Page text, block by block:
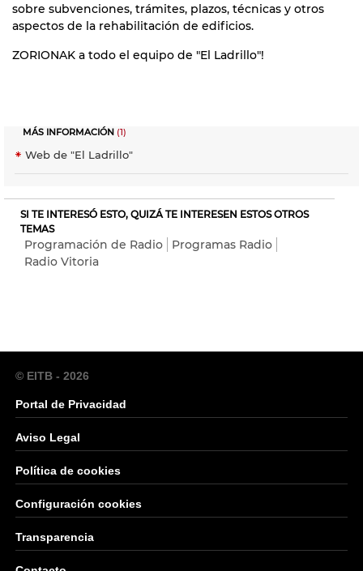
sobre subvenciones, trámites, plazos, técnicas y otros
aspectos de la rehabilitación de edificios.
ZORIONAK a todo el equipo de "El Ladrillo"!
MÁS INFORMACIÓN (1)
Web de "El Ladrillo"
SI TE INTERESÓ ESTO, QUIZÁ TE INTERESEN ESTOS OTROS
TEMAS
Programación de Radio
Programas Radio
Radio Vitoria
© EITB - 2026
Portal de Privacidad
Aviso Legal
Política de cookies
Configuración cookies
Transparencia